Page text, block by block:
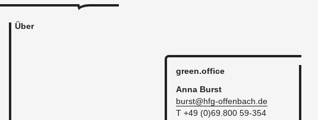
Über
green.​office
Anna Burst
bur­s­t@​hfg-​of­fen­bach.​de
T +49 (0)69.800 59-354